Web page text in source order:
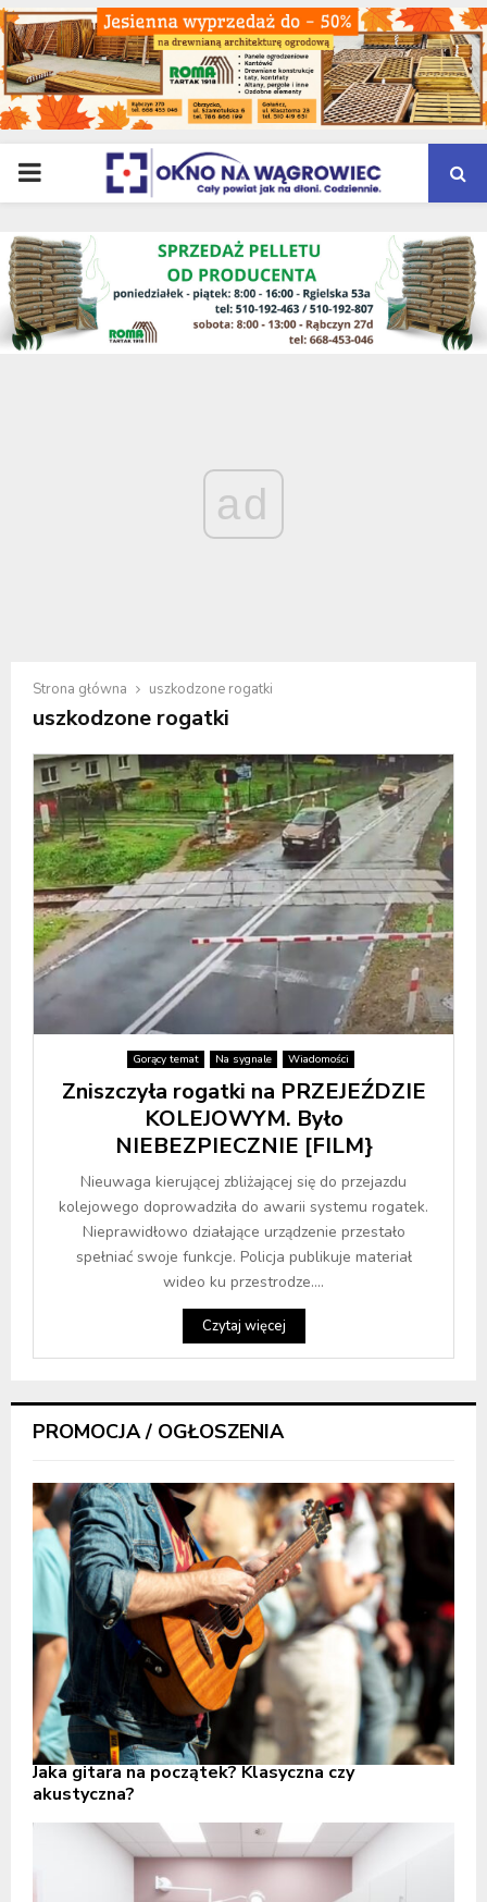
PRIMARY
MENU
ad
Strona główna uszkodzone rogatki
uszkodzone rogatki
Gorący temat Na sygnale Wiadomości
Zniszczyła rogatki na PRZEJEŹDZIE
KOLEJOWYM. Było
NIEBEZPIECZNIE [FILM}
Nieuwaga kierującej zbliżającej się do przejazdu
kolejowego doprowadziła do awarii systemu rogatek.
Nieprawidłowo działające urządzenie przestało
spełniać swoje funkcje. Policja publikuje materiał
wideo ku przestrodze....
Czytaj więcej
PROMOCJA / OGŁOSZENIA
Jaka gitara na początek? Klasyczna czy
akustyczna?